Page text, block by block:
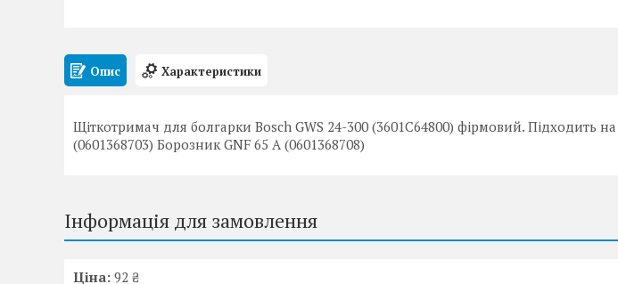
Опис Характеристики
Щіткотримач для болгарки Bosch GWS 24-300 (3601C64800) фірмовий. Підходить
(0601368703) Борозник GNF 65 A (0601368708)
Інформація для замовлення
Ціна: 92 ₴